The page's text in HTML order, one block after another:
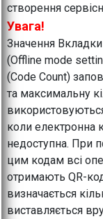
створення
Увага!
Значення
(Offline mode
(Code Count)
та максимальну
коли електронна
недоступна. При
цим кодам всі
отримають QR-
визначається
виставляється